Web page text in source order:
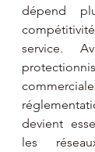
dépend
service.
devient
les